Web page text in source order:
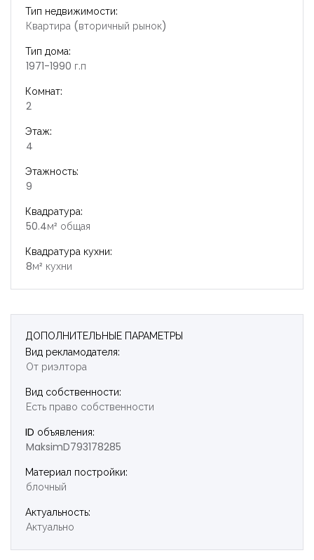
Тип недвижимости:
Квартира (вторичный рынок)
Тип дома:
1971-1990 г.п
Комнат:
2
Этаж:
4
Этажность:
9
Квадратура:
50.4м² общая
Квадратура кухни:
8м² кухни
ДОПОЛНИТЕЛЬНЫЕ ПАРАМЕТРЫ
Вид рекламодателя:
От риэлтора
Вид собственности:
Есть право собственности
ID объявления:
MaksimD793178285
Материал постройки:
блочный
Актуальность:
Актуально